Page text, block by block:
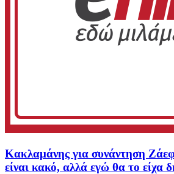
Κακλαμάνης για συνάντηση
είναι κακό, αλλά εγώ θα το είχα